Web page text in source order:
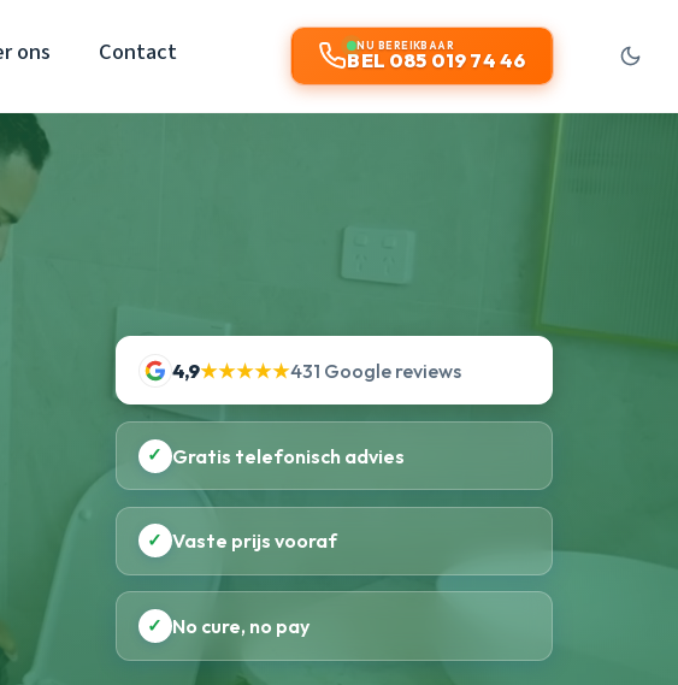
ons Contact NU BEREIKBAAR
BEL 085 019 74 46
4,9★★★★★431 Google reviews
✓ Gratis telefonisch advies
✓ Vaste prijs vooraf
✓ No cure, no pay